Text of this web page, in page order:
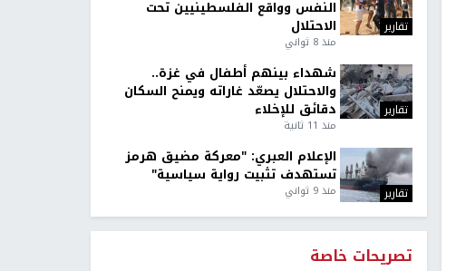
تقارير
النفس وواقع الفلسطينيين تحت
الاحتلال
منذ 8 ثواني
تقارير
شهداء بينهم أطفال في غزة..
والاحتلال يصعّد غاراته ويمنح السكان
دقائق للإخلاء
منذ 11 ثانية
تقارير
الإعلام العبري: "معركة مضيق هرمز
تستهدف تثبيت رواية سياسية"
منذ 9 ثواني
تصريحات خاصة